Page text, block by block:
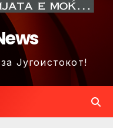
Југоистокот!